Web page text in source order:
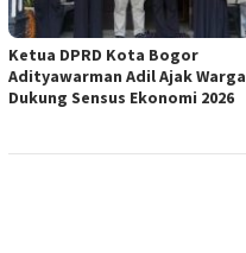
Ketua DPRD Kota Bogor
Adityawarman Adil Ajak Warga
Dukung Sensus Ekonomi 2026